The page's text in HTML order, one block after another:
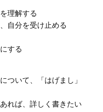
理解する
自分を受け止める
する
ついて、「はげまし」
れば、詳しく書きたい